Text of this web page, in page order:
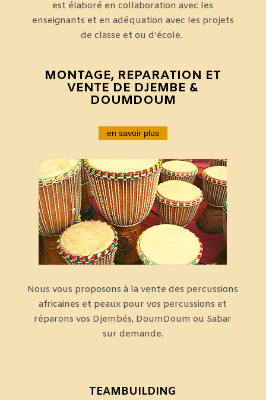
est élaboré en collaboration avec les
enseignants et en adéquation avec les projets
de classe et ou d’école.
MONTAGE, REPARATION ET
VENTE DE DJEMBE &
DOUMDOUM
en savoir plus
Nous vous proposons à la vente des percussions
africaines et peaux pour vos percussions et
réparons vos Djembés, DoumDoum ou Sabar
sur demande.
TEAMBUILDING